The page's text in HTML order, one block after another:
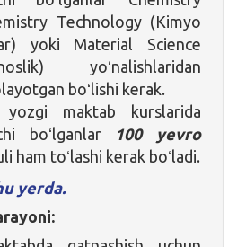
Technology (Kimyo
yoki Material Science
yoʻnalishlaridan
boʻlishi kerak.
yozgi maktab kurslarida
boʻlganlar
100 yevro
ham toʻlashi kerak boʻladi.
yerda.